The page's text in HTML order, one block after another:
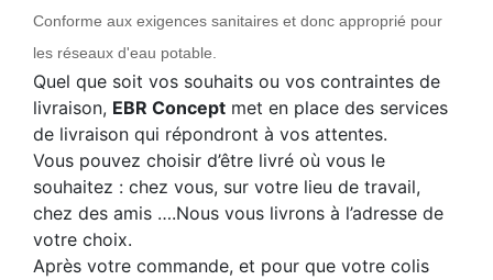
Conforme aux exigences sanitaires et donc approprié pour
les réseaux d'eau potable.
Quel que soit vos souhaits ou vos contraintes de
livraison, EBR Concept met en place des services
de livraison qui répondront à vos attentes.
Vous pouvez choisir d’être livré où vous le
souhaitez : chez vous, sur votre lieu de travail,
chez des amis ….Nous vous livrons à l’adresse de
votre choix.
Après votre commande, et pour que votre colis